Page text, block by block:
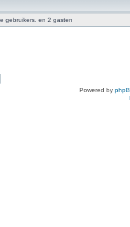
gebruikers. en 2 gasten
Powered by